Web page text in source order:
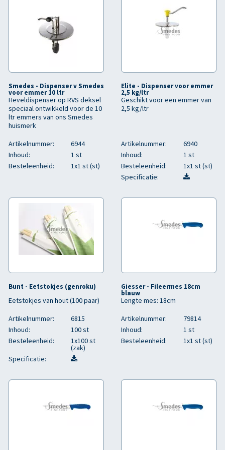
Smedes - Dispenser v Smedes
voor emmer 10 ltr
Heveldispenser op RVS deksel
speciaal ontwikkeld voor de 10
ltr emmers van ons Smedes
huismerk
Artikelnummer:
6944
Inhoud:
1 st
Besteleenheid:
1x1 st (st)
Elite - Dispenser voor emmer
2,5 kg/ltr
Geschikt voor een emmer van
2,5 kg/ltr
Artikelnummer:
6940
Inhoud:
1 st
Besteleenheid:
1x1 st (st)
Specificatie:
Bunt - Eetstokjes (genroku)
Eetstokjes van hout (100 paar)
Artikelnummer:
6815
Inhoud:
100 st
Besteleenheid:
1x100 st
(zak)
Specificatie:
Giesser - Fileermes 18cm
blauw
Lengte mes: 18cm
Artikelnummer:
79814
Inhoud:
1 st
Besteleenheid:
1x1 st (st)